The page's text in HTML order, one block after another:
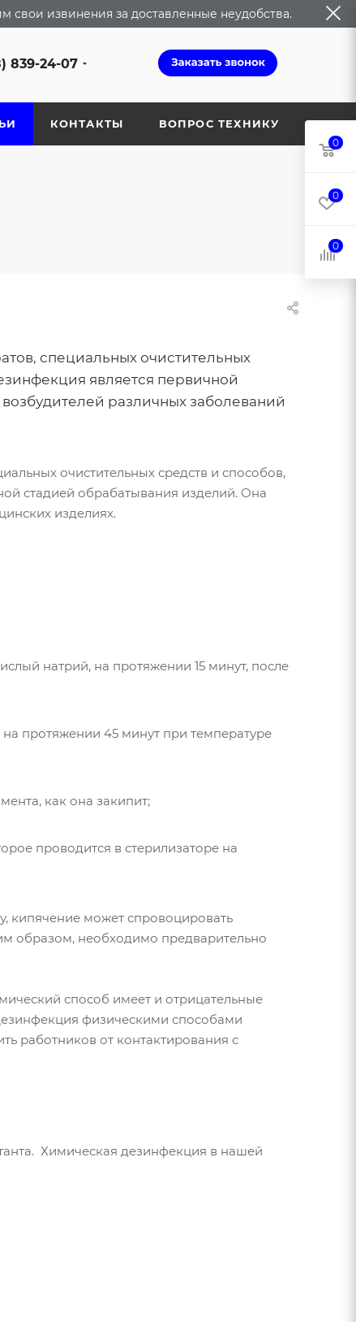
свои извинения за доставленные неудобства.
839-24-07
КОНТАКТЫ ВОПРОС ТЕХНИКУ
специальных очистительных
является первичной
различных заболеваний
очистительных средств и способов,
стадией обрабатывания изделий. Она
изделиях.
натрий, на протяжении 15 минут, после
протяжении 45 минут при температуре
как она закипит;
проводится в стерилизаторе на
кипячение может спровоцировать
образом, необходимо предварительно
способ имеет и отрицательные
физическими способами
работников от контактирования с
Химическая дезинфекция в нашей
0
0
0